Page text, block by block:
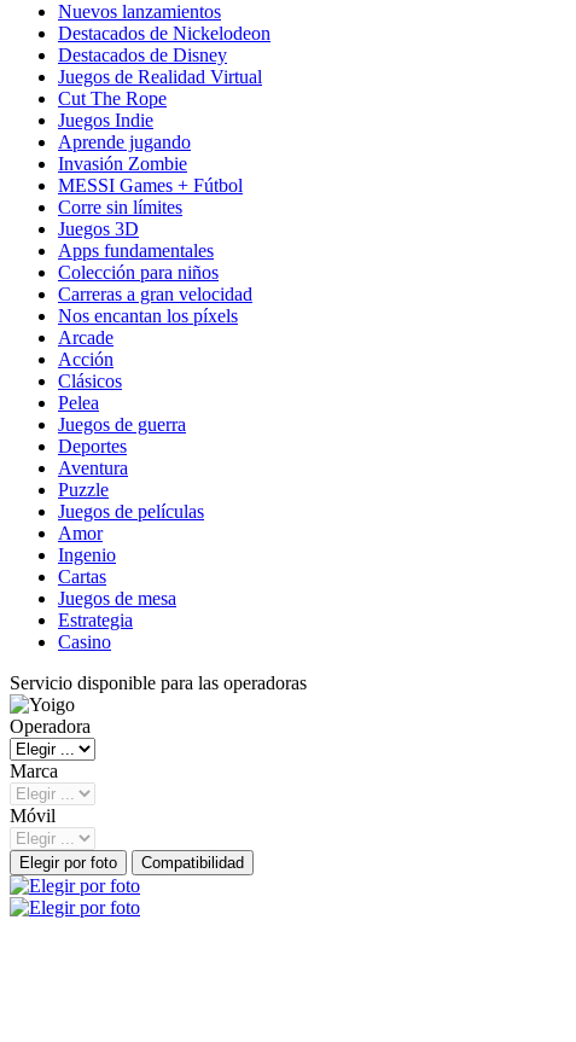
Nuevos lanzamientos
Destacados de Nickelodeon
Destacados de Disney
Juegos de Realidad Virtual
Cut The Rope
Juegos Indie
Aprende jugando
Invasión Zombie
MESSI Games + Fútbol
Corre sin límites
Juegos 3D
Apps fundamentales
Colección para niños
Carreras a gran velocidad
Nos encantan los píxels
Arcade
Acción
Clásicos
Pelea
Juegos de guerra
Deportes
Aventura
Puzzle
Juegos de películas
Amor
Ingenio
Cartas
Juegos de mesa
Estrategia
Casino
Servicio disponible para las operadoras
Operadora
Marca
Móvil